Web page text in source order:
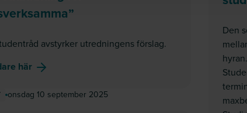
avstyrker utredningens förslag.
här om Remissvar promemorian ”En särskild
onsdag 10 september 2025
Den